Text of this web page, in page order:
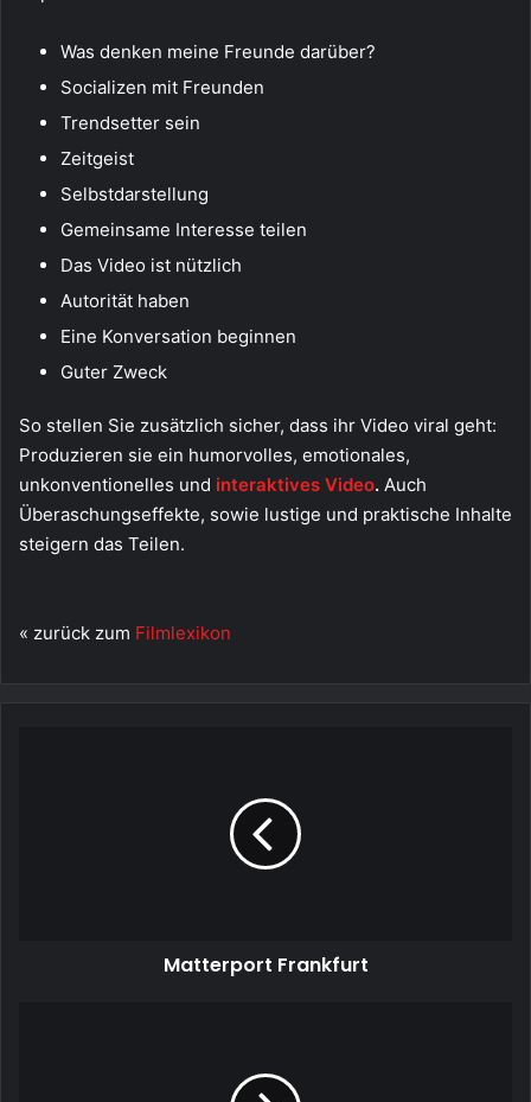
Was denken meine Freunde darüber?
Socializen mit Freunden
Trendsetter sein
Zeitgeist
Selbstdarstellung
Gemeinsame Interesse teilen
Das Video ist nützlich
Autorität haben
Eine Konversation beginnen
Guter Zweck
So stellen Sie zusätzlich sicher, dass ihr Video viral geht:
Produzieren sie ein humorvolles, emotionales,
unkonventionelles und interaktives Video. Auch
Überaschungseffekte, sowie lustige und praktische Inhalte
steigern das Teilen.
« zurück zum Filmlexikon
Matterport Frankfurt